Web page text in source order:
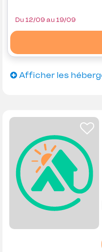
Du 12/09 au 19/09
Afficher les